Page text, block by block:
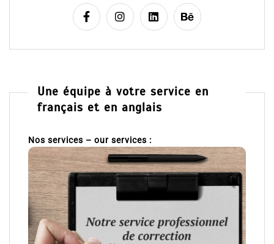
Une équipe à votre service en
français et en anglais
Nos services – our services :